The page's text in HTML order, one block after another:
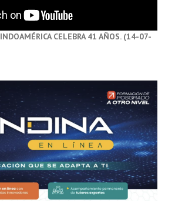
INDOAMÉRICA CELEBRA 41 AÑOS. (14-07-